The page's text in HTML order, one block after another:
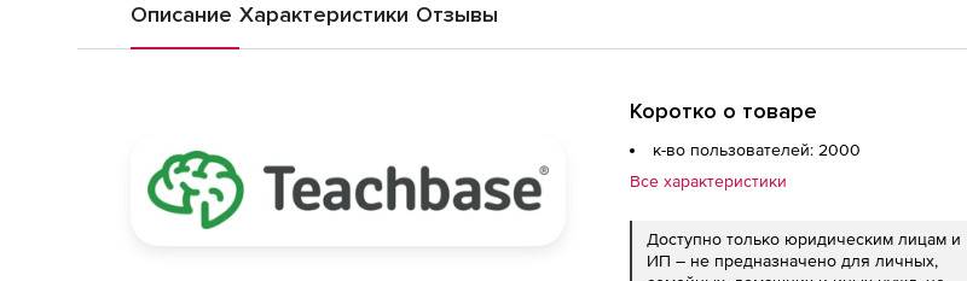
Описание Характеристики Отзывы
Коротко о товаре
к-во пользователей: 2000
Все характеристики
Доступно только юридическим лицам и
ИП – не предназначено для личных,